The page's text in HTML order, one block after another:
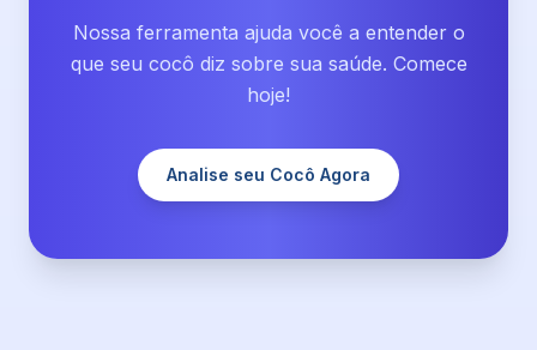
Nossa ferramenta ajuda você a entender o
que seu cocô diz sobre sua saúde. Comece
hoje!
Analise seu Cocô Agora